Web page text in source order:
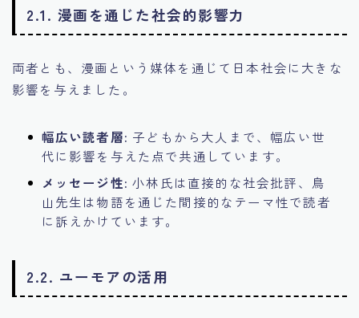
2.1. 漫画を通じた社会的影響力
両者とも、漫画という媒体を通じて日本社会に大きな
影響を与えました。
幅広い読者層: 子どもから大人まで、幅広い世
代に影響を与えた点で共通しています。
メッセージ性: 小林氏は直接的な社会批評、鳥
山先生は物語を通じた間接的なテーマ性で読者
に訴えかけています。
2.2. ユーモアの活用